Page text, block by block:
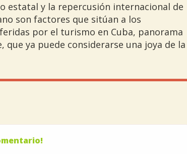
estatal y la repercusión internacional de
son factores que sitúan a los
por el turismo en Cuba, panorama
ya puede considerarse una joya de la